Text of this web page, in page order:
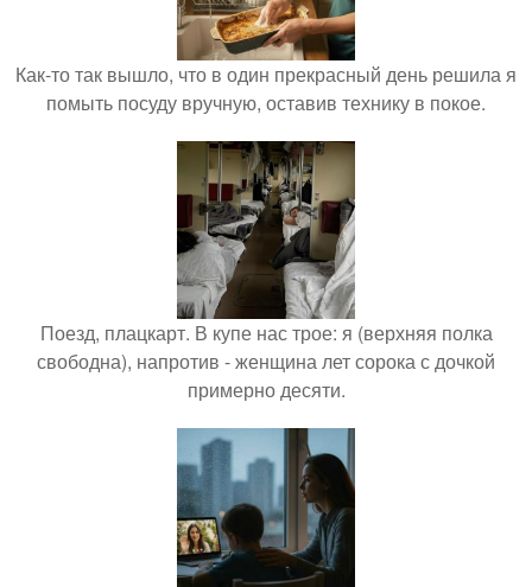
Как-то так вышло, что в один прекрасный день решила я
помыть посуду вручную, оставив технику в покое.
Поезд, плацкарт. В купе нас трое: я (верхняя полка
свободна), напротив - женщина лет сорока с дочкой
примерно десяти.